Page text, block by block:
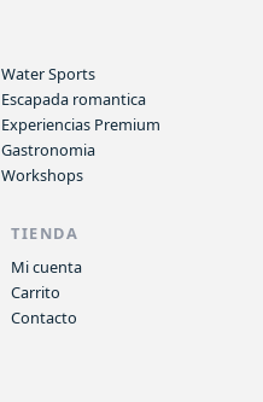
Water Sports
Escapada romantica
Experiencias Premium
Gastronomia
Workshops
TIENDA
Mi cuenta
Carrito
Contacto